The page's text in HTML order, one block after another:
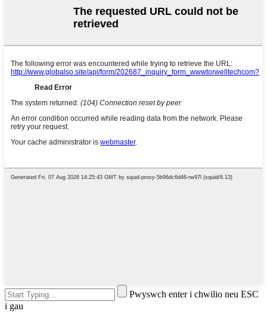
Pwyswch enter i chwilio neu ESC
i gau